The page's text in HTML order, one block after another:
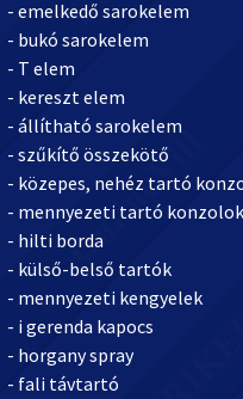
- emelkedő sarokelem
- bukó sarokelem
- T elem
- kereszt elem
- állítható sarokelem
- szűkítő összekötő
- közepes, nehéz tartó
- mennyezeti tartó konzolok
- hilti borda
- külső-belső tartók
- mennyezeti kengyelek
- i gerenda kapocs
- horgany spray
- fali távtartó